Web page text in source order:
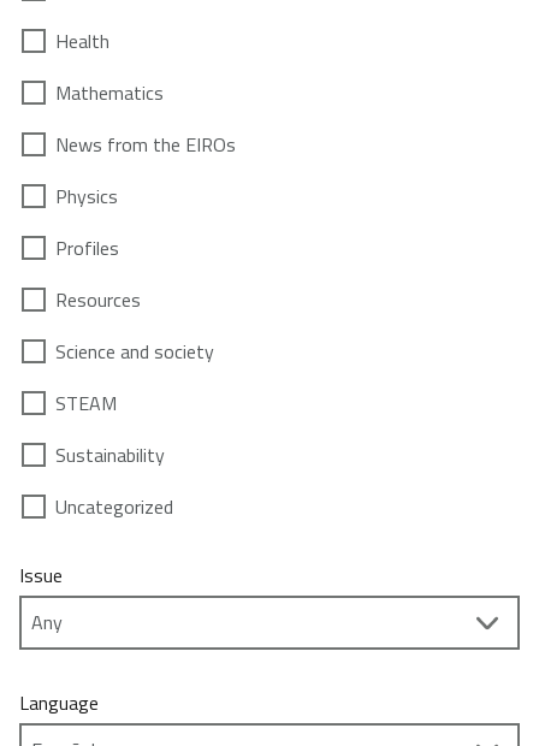
Health
Mathematics
News from the EIROs
Physics
Profiles
Resources
Science and society
STEAM
Sustainability
Uncategorized
Issue
Language